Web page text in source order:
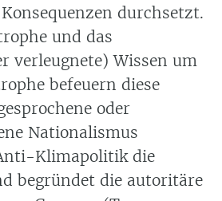
durchsetzt.
und das
verleugnete) Wissen um
befeuern diese
oder
Nationalismus
Klimapolitik die
begründet die autoritäre